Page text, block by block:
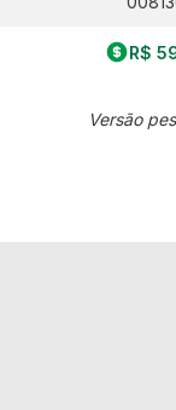
R$
Versão